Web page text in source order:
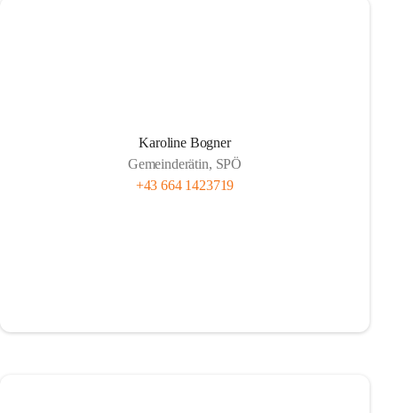
Karoline Bogner
Gemeinderätin, SPÖ
+43 664 1423719